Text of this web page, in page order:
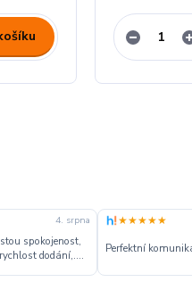
4. srpna
spokojenost,
dodání,....
★★★★★
Perfektní